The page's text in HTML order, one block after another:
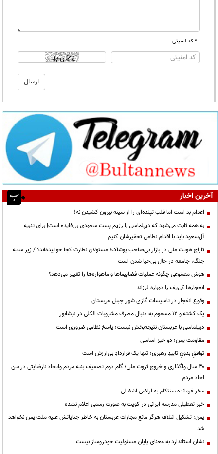
* کد امنیتی
آخرین اخبار
اعدام بد است اما قلب تپنده‌ای را از سینه بیرون کشیدن نه!
به همه ثابت می‌شود که دیپلماسی با رژیم پست سعودی بی‌فایده است| برای تنبیه
آل‌سعود باید با اقدام نظامی تحقیرشان کنیم
تاراج هویت ملی در بازار بی‌صاحب پوشاک؛ مسئولان نظارت کجا خوابیده‌اند؟ / زیر سایه
جنگ، جامعه در حال بی‌حیا شدن است
هوش مصنوعی چگونه عملیات فضاپیماها و ماهواره‌ها را تغییر می‌دهد؟
انفجارها کی‌یف را دوباره لرزاند
وقوع انفجار در تاسیسات گازی شهر جبیل عربستان
یک کشته و ۱۲ مسموم به دنبال مصرف مشروبات الکلی در نیشابور
دیپلماسی با عربستان نتیجه‌بخش نیست؛ پاسخ نظامی ضروری است
مقاومت یمن؛ دو خیز اساسی
توافقِ بدونِ تاییدِ رهبری؛ تنها یک قراردادِ بی‌ارزش است
۳۰ سال واگذاری و خروج ثروت ملی؛ گام دوم تضعیف بنیه مردم وایجاد نارضایتی در بین
احاد مردم
سفر فرمانده سنتکام به اراضی اشغالی
خبر تعطیلی مدرسه ایرانی در کویت به صورت رسمی اعلام نشده
یمن: تشکیل ائتلاف هرگز مانع مجازات عربستان به خاطر جنایاتش علیه ملت یمن نخواهد
شد
نشان استاندارد به معنای پایان مسئولیت خودروساز نیست